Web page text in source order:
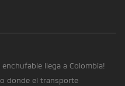
enchufable llega a Colombia!
donde el transporte